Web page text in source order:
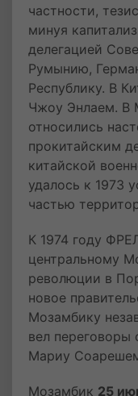
частности,
минуя
делегацией
Румынию,
Республику. В
Чжоу Энлаем. В
относились
прокитайским
китайской
удалось к 1973
частью
К 1974 году
центральному
революции в
новое
Мозамбику
вел переговоры
Мариу
Мозамбик 25